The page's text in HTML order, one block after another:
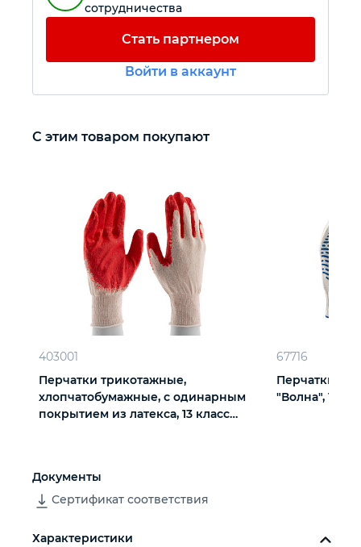
Крепежный инструмент
сотрудничества
Стать партнером
Войти в аккаунт
С этим товаром покупают
403001
Перчатки трикотажные,
хлопчатобумажные, с одинарным
покрытием из латекса, 13 класс
67716
Перчатки х/
"Волна", 10
Документы
Сертификат соответствия
Характеристики